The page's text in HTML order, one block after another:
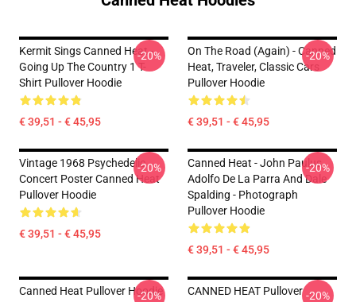
Kermit Sings Canned Heat -
Going Up The Country 1 T-
Shirt Pullover Hoodie
€ 39,51 - € 45,95
-20%
On The Road (again) - Canned
Heat, Traveler, Classic Cars
Pullover Hoodie
€ 39,51 - € 45,95
-20%
Vintage 1968 Psychedelic
Concert Poster Canned Heat
Pullover Hoodie
€ 39,51 - € 45,95
-20%
Canned Heat - John Paulus,
Adolfo De La Parra And Dale
Spalding - Photograph
Pullover Hoodie
€ 39,51 - € 45,95
-20%
Canned Heat Pullover Hoodie
-20%
CANNED HEAT Pullover -20%